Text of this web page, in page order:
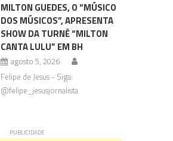
MILTON GUEDES, O “MÚSICO
DOS MÚSICOS”, APRESENTA
SHOW DA TURNÊ “MILTON
CANTA LULU” EM BH
agosto 5, 2026
Felipe de Jesus - Siga:
@felipe_jesusjornalista